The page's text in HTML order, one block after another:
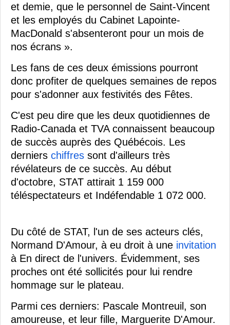
et demie, que le personnel de Saint-Vincent
et les employés du Cabinet Lapointe-
MacDonald s'absenteront pour un mois de
nos écrans ».
Les fans de ces deux émissions pourront
donc profiter de quelques semaines de repos
pour s'adonner aux festivités des Fêtes.
C'est peu dire que les deux quotidiennes de
Radio-Canada et TVA connaissent beaucoup
de succès auprès des Québécois. Les
derniers chiffres sont d'ailleurs très
révélateurs de ce succès. Au début
d'octobre, STAT attirait 1 159 000
téléspectateurs et Indéfendable 1 072 000.
Du côté de STAT, l'un de ses acteurs clés,
Normand D'Amour, à eu droit à une invitation
à En direct de l'univers. Évidemment, ses
proches ont été sollicités pour lui rendre
hommage sur le plateau.
Parmi ces derniers: Pascale Montreuil, son
amoureuse, et leur fille, Marguerite D'Amour.